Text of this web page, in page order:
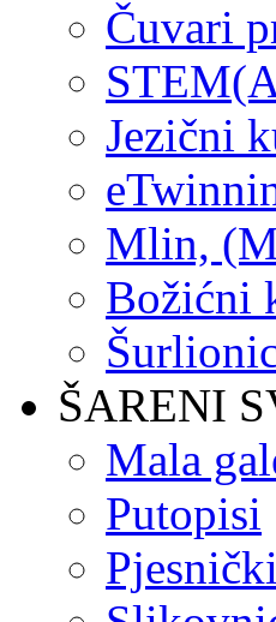
Čuvari
Jezični
Mlin,
Božićni
ŠARENI
Mala
Putopisi